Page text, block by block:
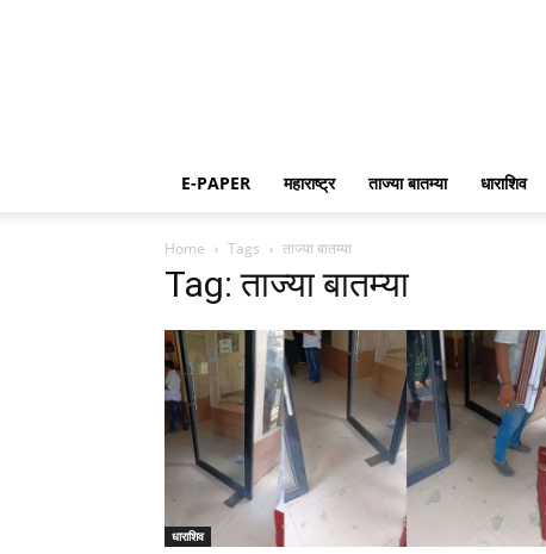
E-PAPER महाराष्ट्र ताज्या बातम्या धाराशिव
Home Tags ताज्या बातम्या
Tag: ताज्या बातम्या
धाराशिव